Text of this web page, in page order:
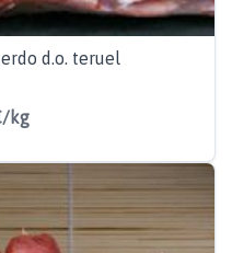
d.o. teruel
kg